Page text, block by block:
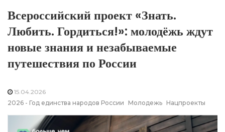
Всероссийский проект «Знать.
Любить. Гордиться!»: молодёжь ждут
новые знания и незабываемые
путешествия по России
15.04.2026
2026 - Год единства народов России
Молодежь Нацпроекты